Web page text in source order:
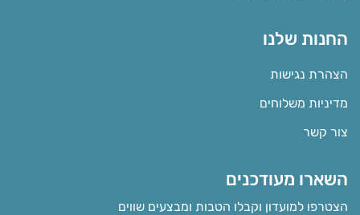
החנות שלנו
הצהרת נגישות
מדיניות משלוחים
צור קשר
השארו מעודכנים
הצטרפו למועדון וקבלו הטבות ומבצעים שווים